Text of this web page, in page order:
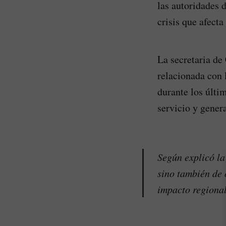
las autoridades
crisis que
La secretaria
relacionada con
durante los
servicio y
Según explicó
sino también
impacto